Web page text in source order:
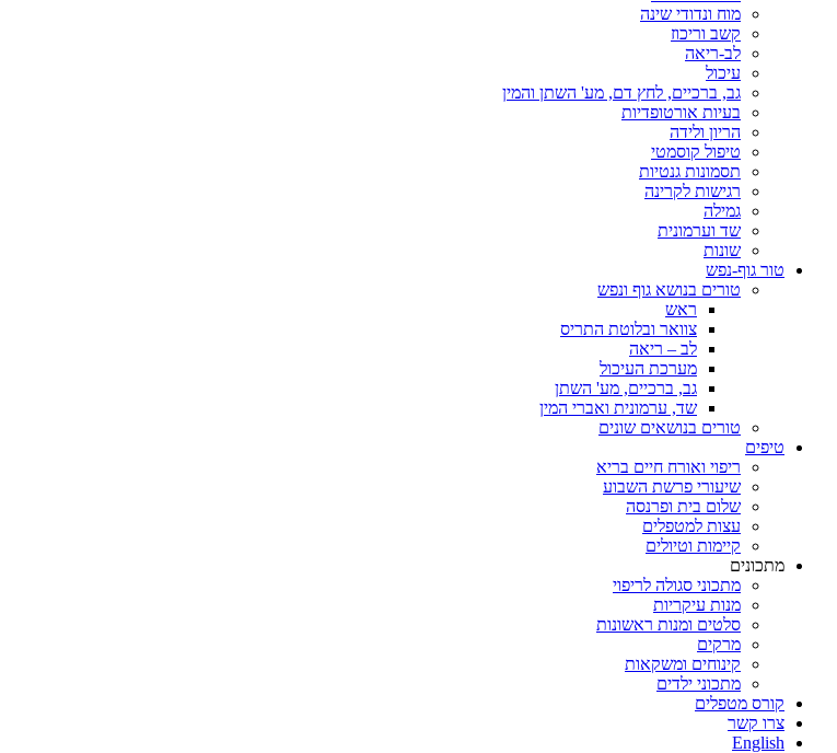
מוח ונדודי שינה
קשב וריכוז
לב-ריאה
עיכול
גב, ברכיים, לחץ דם, מע' השתן והמין
בעיות אורטופדיות
הריון ולידה
טיפול קוסמטי
תסמונות גנטיות
רגישות לקרינה
גמילה
שד וערמונית
שונות
טור גוף-נפש
טורים בנושא גוף ונפש
ראש
צוואר ובלוטת התריס
לב – ריאה
מערכת העיכול
גב, ברכיים, מע' השתן
שד, ערמונית ואברי המין
טורים בנושאים שונים
טיפים
ריפוי ואורח חיים בריא
שיעורי פרשת השבוע
שלום בית ופרנסה
עצות למטפלים
קיימות וטיולים
מתכונים
מתכוני סגולה לריפוי
מנות עיקריות
סלטים ומנות ראשונות
מרקים
קינוחים ומשקאות
מתכוני ילדים
קורס מטפלים
צרו קשר
English